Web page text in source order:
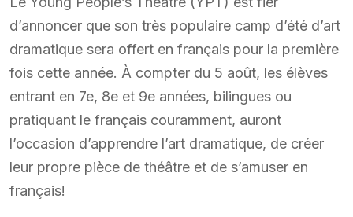
d’annoncer que son très populaire camp d’été d’art
dramatique sera offert en français pour la première
fois cette année. À compter du 5 août, les élèves
entrant en 7e, 8e et 9e années, bilingues ou
pratiquant le français couramment, auront
l’occasion d’apprendre l’art dramatique, de créer
leur propre pièce de théâtre et de s’amuser en
français!